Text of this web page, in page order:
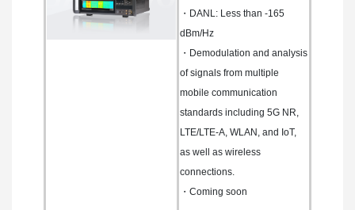
・DANL: Less than -165
dBm/Hz
・Demodulation and analysis
of signals from multiple
mobile communication
standards including 5G NR,
LTE/LTE-A, WLAN, and IoT,
as well as wireless
connections.
・Coming soon